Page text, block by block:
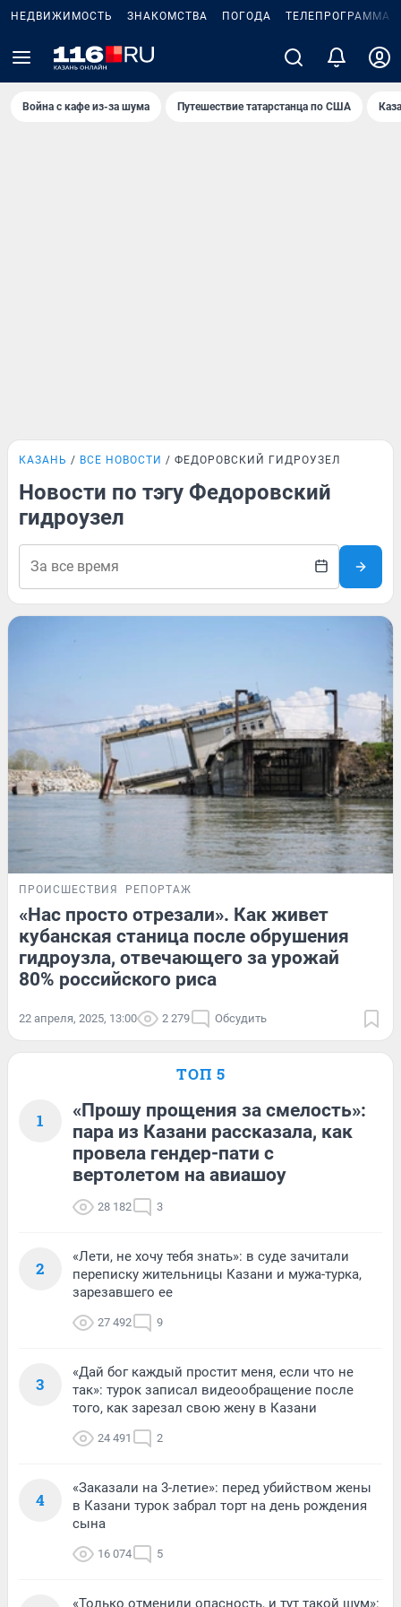
НЕДВИЖИМОСТЬ ЗНАКОМСТВА ПОГОДА ТЕЛЕПРОГРАММА
Война с кафе из-за шума Путешествие татарстанца по США
КАЗАНЬ ВСЕ НОВОСТИ ФЕДОРОВСКИЙ ГИДРОУЗЕЛ
Новости по тэгу Федоровский
гидроузел
ПРОИСШЕСТВИЯ РЕПОРТАЖ
«Нас просто отрезали». Как живет
кубанская станица после обрушения
гидроузла, отвечающего за урожай
80% российского риса
22 апреля, 2025, 13:00 2 279 Обсудить
ТОП 5
1
«Прошу прощения за смелость»:
пара из Казани рассказала, как
провела гендер-пати с
вертолетом на авиашоу
28 182 3
2
«Лети, не хочу тебя знать»: в суде зачитали
переписку жительницы Казани и мужа-турка,
зарезавшего ее
27 492 9
3
«Дай бог каждый простит меня, если что не
так»: турок записал видеообращение после
того, как зарезал свою жену в Казани
24 491 2
4
«Заказали на 3-летие»: перед убийством жены
в Казани турок забрал торт на день рождения
сына
16 074 5
«Только отменили опасность, и тут такой шум»: